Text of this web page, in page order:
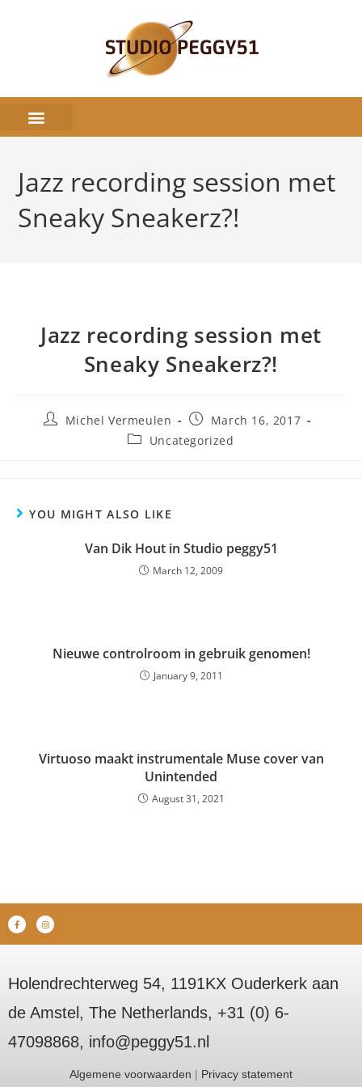
Jazz recording session met
Sneaky Sneakerz?!
Jazz recording session met
Sneaky Sneakerz?!
Michel Vermeulen
March 16, 2017
Uncategorized
YOU MIGHT ALSO LIKE
Van Dik Hout in Studio peggy51
March 12, 2009
Nieuwe controlroom in gebruik genomen!
January 9, 2011
Virtuoso maakt instrumentale Muse cover van
Unintended
August 31, 2021
Holendrechterweg 54, 1191KX Ouderkerk aan
de Amstel, The Netherlands, +31 (0) 6-
47098868, info@peggy51.nl
Algemene voorwaarden | Privacy statement